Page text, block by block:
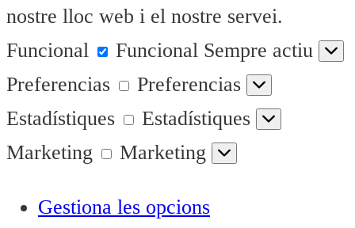
nostre lloc web i el nostre servei.
Funcional
Funcional Sempre actiu
Preferencias
Preferencias
Estadístiques
Estadístiques
Marketing
Marketing
Gestiona les opcions